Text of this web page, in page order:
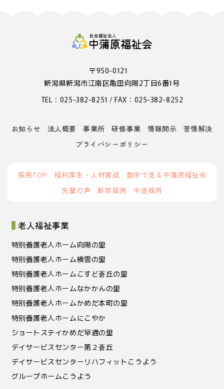
〒950-0121
新潟県新潟市江南区亀田向陽2丁目6番1号
TEL：025-382-8251 / FAX：025-382-8252
お知らせ 法人概要 事業所 研修事業 情報開示
苦情解決
プライバシーポリシー
採用TOP 福利厚生・人材育成
数字で見る中蒲原福祉会
先輩の声
新卒採用 中途採用
老人福祉事業
特別養護老人ホーム向陽の里
特別養護老人ホーム横雲の里
特別養護老人ホームこすど蒼丘の里
特別養護老人ホームなかかんの里
特別養護老人ホームかめだ本町の里
特別養護老人ホームにこやか
ショートステイかめだ早通の里
デイサービスセンター第２蒼丘
デイサービスセンターリハフィットこうよう
グループホームこうよう